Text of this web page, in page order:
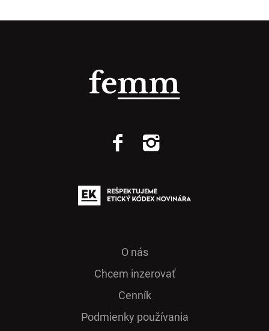
O nás
Chcem inzerovať
Cenník
Podmienky používania